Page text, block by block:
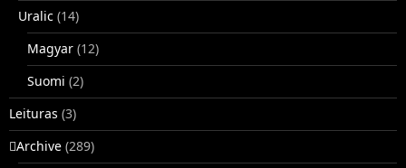
Uralic (14)
Magyar (12)
Suomi (2)
Leituras (3)
􏿽Archive (289)